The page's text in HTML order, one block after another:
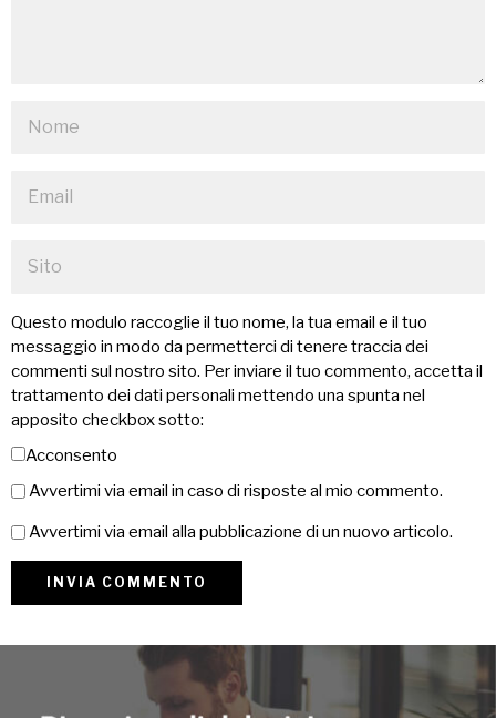
Questo modulo raccoglie il tuo nome, la tua email e il tuo
messaggio in modo da permetterci di tenere traccia dei
commenti sul nostro sito. Per inviare il tuo commento, accetta il
trattamento dei dati personali mettendo una spunta nel
apposito checkbox sotto:
Acconsento
Avvertimi via email in caso di risposte al mio commento.
Avvertimi via email alla pubblicazione di un nuovo articolo.